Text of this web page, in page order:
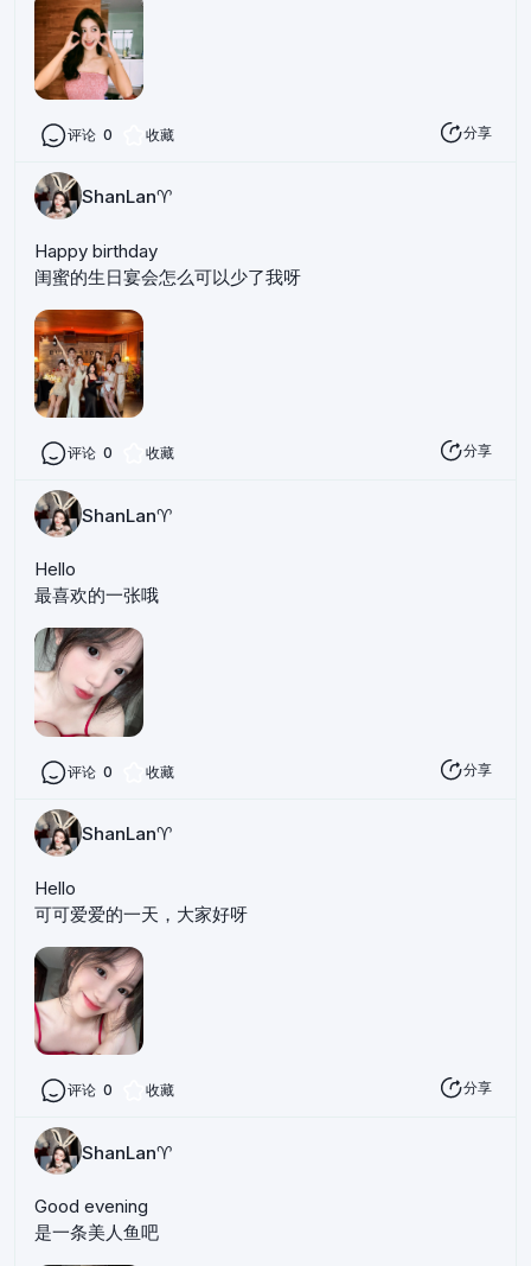
评论 0 收藏 分享
ShanLan♈️
Happy birthday
闺蜜的生日宴会怎么可以少了我呀
评论 0 收藏 分享
ShanLan♈️
Hello
最喜欢的一张哦
评论 0 收藏 分享
ShanLan♈️
Hello
可可爱爱的一天，大家好呀
评论 0 收藏 分享
ShanLan♈️
Good evening
是一条美人鱼吧